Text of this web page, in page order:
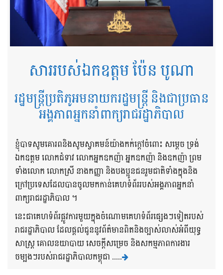
សាររបស់ឯកឧត្តម ប៉ែន បូណា
រដ្ឋមន្ត្រីប្រតិភូអមនាយករដ្ឋមន្ត្រី និងជាប្រធាន
អង្គភាពអ្នកនាំពាក្យរាជរដ្ឋាភិបាល
ខ្ញុំបាទសូមគោរពនិងសូមស្វាគមន៍យ៉ាងកក់ក្តៅចំពោះ សម្តេច ទ្រង់
ឯកឧត្តម លោកជំទាវ លោកអ្នកឧកញ៉ា អ្នកឧកញ៉ា និងឧកញ៉ា ព្រម
ទាំងលោក លោកស្រី នាងកញ្ញា និងបងប្អូនជនរួមជាតិទាំងក្នុងនិង
ក្រៅប្រទេសដែលបានចូលមកកាន់គេហទំព័ររបស់អង្គភាពអ្នកនាំ
ពាក្យរាជរដ្ឋាភិបាល ។
នេះជាគេហទំព័រផ្លូវការមួយក្នុងចំណោមគេហទំព័រផ្សេងៗទៀតរបស់
រាជរដ្ឋាភិបាល ដែលផ្តល់ជូននូវព័ត៌មានពិតនិងច្បាស់លាស់អំពីយុទ្ធ
សាស្រ្ត គោលនយាបាយ សេចក្តីសម្រេច និងសកម្មភាពការងារ
ចម្បងៗរបស់រាជរដ្ឋាភិបាលកម្ពុជា .....